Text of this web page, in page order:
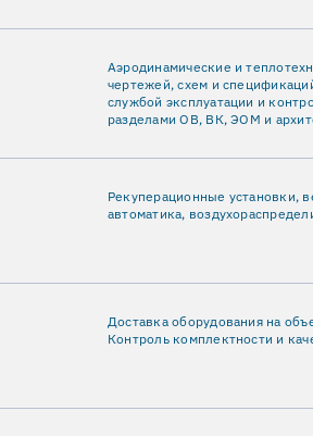
Аэродинамические и
чертежей, схем и
службой эксплуатации и
разделами ОВ, ВК, ЭОМ и
Рекуперационные установки,
автоматика,
Доставка оборудования на
Контроль комплектности и